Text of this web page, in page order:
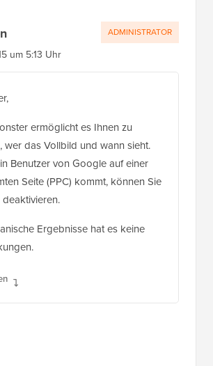
um 5:13 Uhr
ermöglicht es Ihnen zu
wer das Vollbild und wann sieht.
Benutzer von Google auf einer
Seite (PPC) kommt, können Sie
Ergebnisse hat es keine
ADMINISTRATOR